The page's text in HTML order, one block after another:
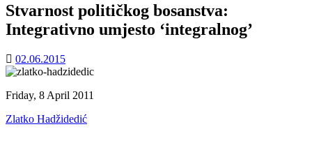
Stvarnost političkog bosanstva:
Integrativno umjesto ‘integralnog’
02.06.2015
Friday, 8 April 2011
Zlatko Hadžidedić